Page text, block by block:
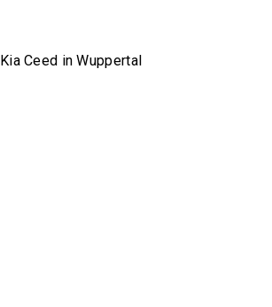
Kia Ceed in Wuppertal